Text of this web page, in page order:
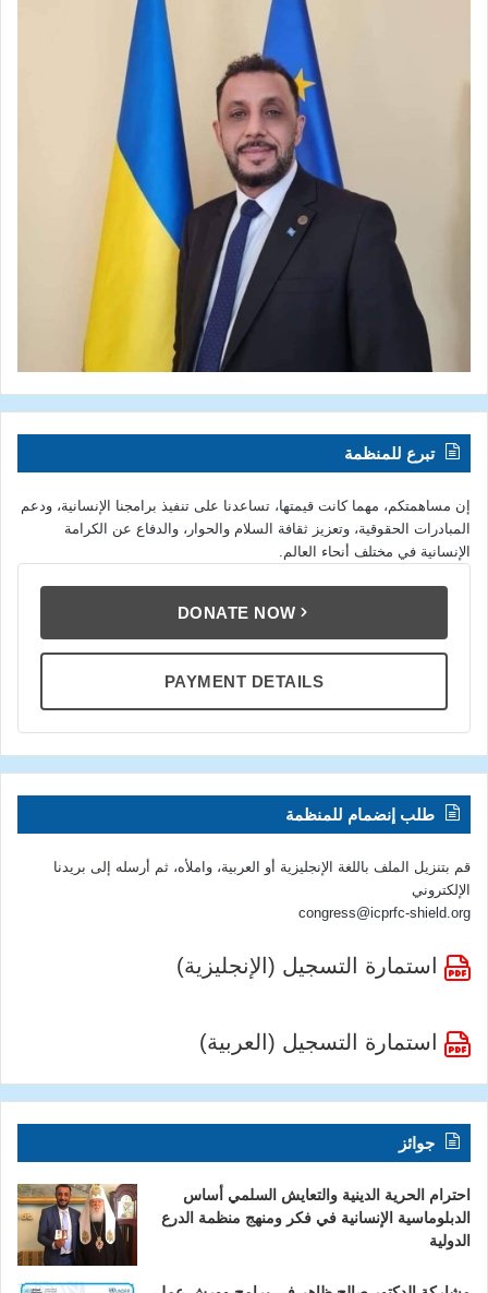
تبرع للمنظمة
إن مساهمتكم، مهما كانت قيمتها، تساعدنا على تنفيذ برامجنا الإنسانية، ودعم
المبادرات الحقوقية، وتعزيز ثقافة السلام والحوار، والدفاع عن الكرامة
الإنسانية في مختلف أنحاء العالم.
DONATE NOW
PAYMENT DETAILS
طلب إنضمام للمنظمة
قم بتنزيل الملف باللغة الإنجليزية أو العربية، واملأه، ثم أرسله إلى بريدنا
الإلكتروني
congress@icprfc-shield.org
استمارة التسجيل (الإنجليزية)
استمارة التسجيل (العربية)
جوائز
احترام الحرية الدينية والتعايش السلمي أساس
الدبلوماسية الإنسانية في فكر ومنهج منظمة الدرع
الدولية